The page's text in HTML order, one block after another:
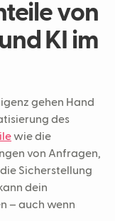
von
KI im
gehen Hand
des
wie die
von Anfragen,
Sicherstellung
dein
– auch wenn